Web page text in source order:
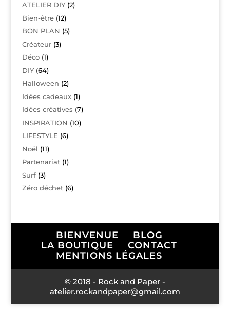
ATELIER DIY(2)
Bien-être(12)
BON PLAN (5)
Créateur(3)
Déco(1)
DIY(64)
Halloween (2)
Idées cadeaux(1)
Idées créatives (7)
INSPIRATION (10)
LIFESTYLE (6)
Noël (11)
Partenariat(1)
Surf(3)
Zéro déchet(6)
BIENVENUE
BLOG
LA BOUTIQUE
CONTACT
MENTIONS LÉGALES
© 2018 - Rock and Paper -
atelier.rockandpaper@gmail.com